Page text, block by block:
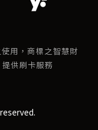
用，商標之智慧財
供刷卡服務